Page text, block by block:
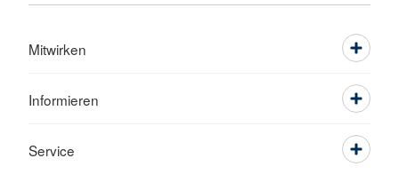
Mitwirken
Informieren
Service